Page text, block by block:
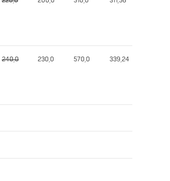
240,0 230,0 570,0 339,24